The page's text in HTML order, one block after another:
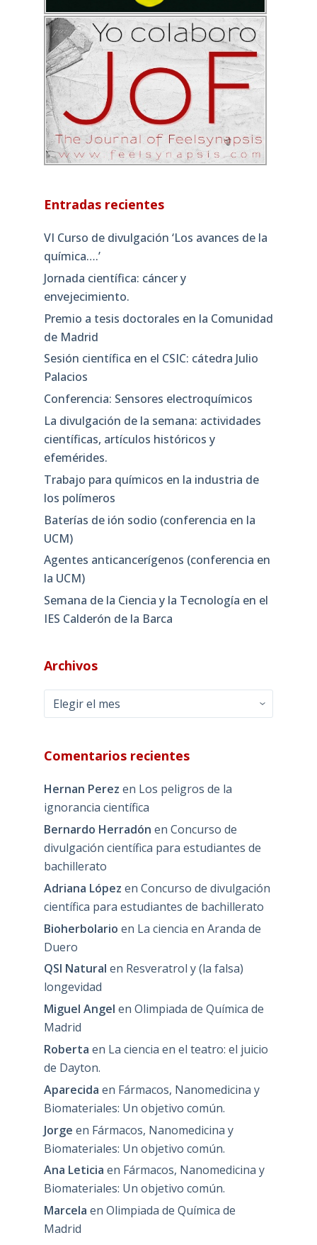
Entradas recientes
VI Curso de divulgación ‘Los avances de la
química….’
Jornada científica: cáncer y
envejecimiento.
Premio a tesis doctorales en la Comunidad
de Madrid
Sesión científica en el CSIC: cátedra Julio
Palacios
Conferencia: Sensores electroquímicos
La divulgación de la semana: actividades
científicas, artículos históricos y
efemérides.
Trabajo para químicos en la industria de
los polímeros
Baterías de ión sodio (conferencia en la
UCM)
Agentes anticancerígenos (conferencia en
la UCM)
Semana de la Ciencia y la Tecnología en el
IES Calderón de la Barca
Archivos
Archivos
Comentarios recientes
Hernan Perez en Los peligros de la
ignorancia científica
Bernardo Herradón en Concurso de
divulgación científica para estudiantes de
bachillerato
Adriana López en Concurso de divulgación
científica para estudiantes de bachillerato
Bioherbolario en La ciencia en Aranda de
Duero
QSI Natural en Resveratrol y (la falsa)
longevidad
Miguel Angel en Olimpiada de Química de
Madrid
Roberta en La ciencia en el teatro: el juicio
de Dayton.
Aparecida en Fármacos, Nanomedicina y
Biomateriales: Un objetivo común.
Jorge en Fármacos, Nanomedicina y
Biomateriales: Un objetivo común.
Ana Leticia en Fármacos, Nanomedicina y
Biomateriales: Un objetivo común.
Marcela en Olimpiada de Química de
Madrid